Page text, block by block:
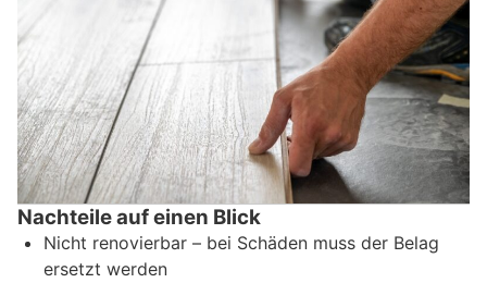
Nachteile auf einen Blick
Nicht renovierbar – bei Schäden muss der Belag
ersetzt werden